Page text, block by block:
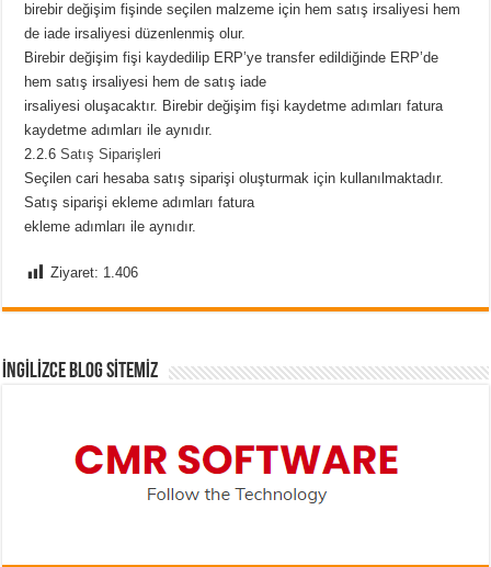
birebir değişim fişinde seçilen malzeme için hem satış irsaliyesi hem
de iade irsaliyesi düzenlenmiş olur.
Birebir değişim fişi kaydedilip ERP’ye transfer edildiğinde ERP’de
hem satış irsaliyesi hem de satış iade
irsaliyesi oluşacaktır. Birebir değişim fişi kaydetme adımları fatura
kaydetme adımları ile aynıdır.
2.2.6Satış Siparişleri
Seçilen cari hesaba satış siparişi oluşturmak için kullanılmaktadır.
Satış siparişi ekleme adımları fatura
ekleme adımları ile aynıdır.
Ziyaret: 1.406
İNGİLİZCE BLOG SİTEMİZ